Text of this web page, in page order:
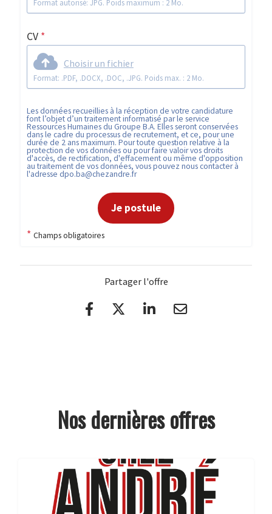
Format autorisé: JPG. Poids maximum : 2 Mo.
CV *
Choisir un fichier
Format: .PDF, .DOCX, .DOC, .JPG. Poids max. : 2 Mo.
Les données recueillies à la réception de votre candidature
font l’objet d’un traitement informatisé par le service
Ressources Humaines du Groupe B.A. Elles seront conservées
dans le cadre du processus de recrutement, et ce, pour une
durée de 2 ans maximum. Pour toute question relative à la
protection de vos données ou pour faire valoir vos droits
d'accès, de rectification, d'effacement ou même d'opposition
au traitement de vos données, vous pouvez nous contacter à
l'adresse dpo.ba@chezandre.fr
Je postule
* Champs obligatoires
Partager l'offre
Nos dernières offres